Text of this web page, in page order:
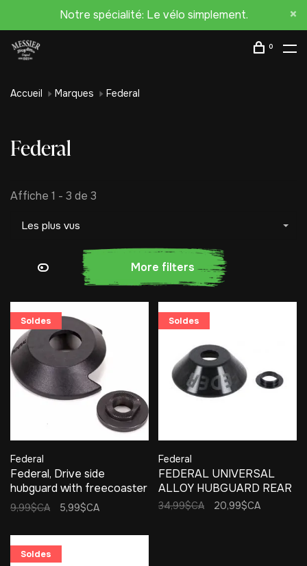
Notre spécialité: Le vélo simplement.
0
Accueil Marques Federal
Federal
Affiche 1 - 3 de 3
Les plus vus
More filters
Soldes
Federal
Federal, Drive side
hubguard with freecoaster
cone nut
9,99$CA 5,99$CA
Soldes
Federal
FEDERAL UNIVERSAL
ALLOY HUBGUARD REAR
34,99$CA 20,99$CA
Soldes